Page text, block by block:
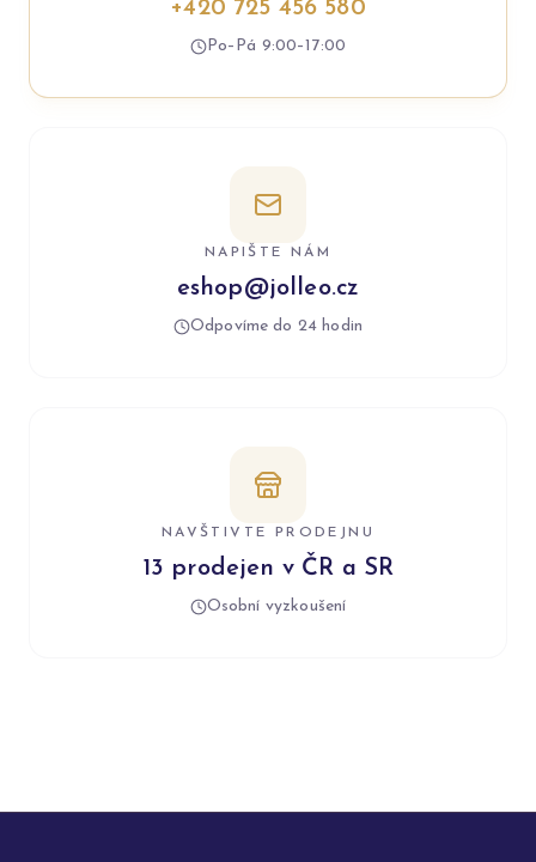
+420 725 456 580
Po–Pá 9:00–17:00
NAPIŠTE NÁM
eshop@jolleo.cz
Odpovíme do 24 hodin
NAVŠTIVTE PRODEJNU
13 prodejen v ČR a SR
Osobní vyzkoušení